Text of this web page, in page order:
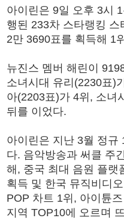
아이린은 9일 오후 3시
행된 233차 스타랭킹 스
2만 3690표를 획득해 1
뉴진스 멤버 해린이
소녀시대 유리(2230표)
아(2203표)가 4위, 소녀
뒤를 이었다.
아이린은 지난 3월 정규
다. 음악방송과 써클 주
해, 중국 최대 음원 플랫
획득 및 한국 뮤직비디
POP 차트 1위, 아이튠
지역 TOP10에 오르며